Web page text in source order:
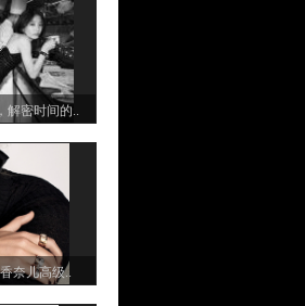
解密时间的..
奈儿高级..